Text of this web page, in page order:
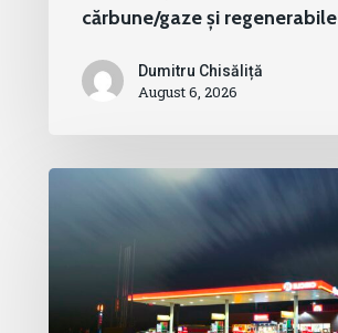
cărbune/gaze și regenerabile
Dumitru Chisăliță
August 6, 2026